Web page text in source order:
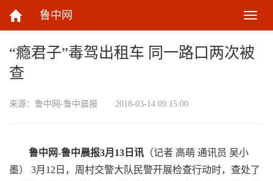
鲁中网
切
换
航
“瘾君子”毒驾出租车 同一路口两次被
查
来源： 鲁中网-鲁中晨报 2018-03-14 09:15:00
鲁中网-鲁中晨报3月13日讯 （记者 高萌 通讯员 吴小
墨） 3月12日，周村交警大队民警开展检查行动时，查处了